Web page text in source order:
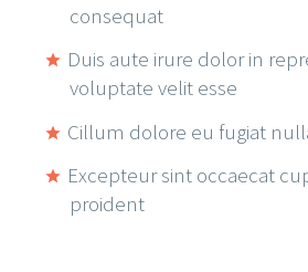
consequat
Duis aute irure dolor in
voluptate velit esse
Cillum dolore eu fugiat
Excepteur sint occaecat
proident